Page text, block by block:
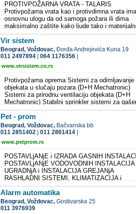
PROTIVPOŽARNA VRATA - TALARIS
Protivpožarna vrata kao i protivdimna vrata
osnovnu ulogu da od samoga požara ili dima
maksimalno zaštite kako ljude tako i
dobra, a takođe i da ne dozvole širenje samoga
požara iz prostora u kome je nastao.Kao prvo
trebamo i sami biti svesni da ukoliko
efikasnu zaštitu od samoga požara ili dima,
dobijamo dodatno na vremenu koje je potrebno
kako bi smo na vreme izvršili evakuaciju ljidi i
samih materijalnih dobara iz objekta gde je
nastao. Protivpožarna vrata kako nalažu propisi
PP zaštite moraju biti otporna na sam plamen a
isto tako i neškodljiva po zdravlje ljudi i samu
okolinu.
Vir sistem
Beograd,Voždovac,Đorđa Andrejevića Kuna 19
011 2497894 |064 1176356
www.virsistem.co.rs
Protivpožarna oprema Sistemi za odimljavanje
objekata u slučaju pozara (D+H Mechatronic)
Sistemi za prirodnu ventilaciju objekata (D+H
Mechatronic) Stabilni sprinkler sistemi za
pozara (voda, CO2, FM200) (Pastor
Zagreb) Honeywell oprema za dojavu požara i
ostalih namena VRSTE RADOVA Ugradnja svih
vrsta stabilnih sistema za gašenje požara Sve
grejanje) Ugradnja klima sistema Ugradnja i
gasnih uređaja za grejanje i instalacija Izrada
vodovodnih instalacija Električarski radovi
montaža i održavanje RWA sistema, svetlosnih
traka i svetlosnih kupola
Pet - prom
Beograd,Voždovac, Bačvanska bb
011 2851402 |011 2861414
www.petprom.rs
POSTAVLjANjE i IZRADA GASNIH
POSTAVLjANjE VODOVODNIH INSTALACIJA
UGRADNjA i INSTALACIJA GREJANjA
RASHLADNI SISTEMI, KLIMATIZACIJA i
VENTILACIJA ZAVRŠNI RADOVI U
GRAĐEVINARSTVU BRAVARSKI RADOVI
LIMARSKI RADOVI PROTIVPOŽARNI
VIDEO - NADZOR FASADERSKI RADOVI
Alarm automatika
Beograd,Voždovac,Gostivarska 25
011 3976939